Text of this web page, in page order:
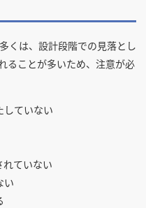
くは、設計段階での見落とし
ることが多いため、注意が必
していない
ていない
い